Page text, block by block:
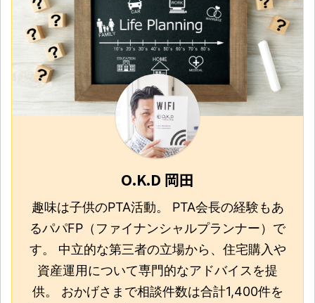
O.K.D 岡田
趣味は子供のPTA活動。 PTA会長の経験もあ
るパパFP（ファイナンシャルプランナー）で
す。 中立的な第三者の立場から、住宅購入や
資産運用について専門的なアドバイスを提
供。 おかげさまで相談件数は合計1,400件を